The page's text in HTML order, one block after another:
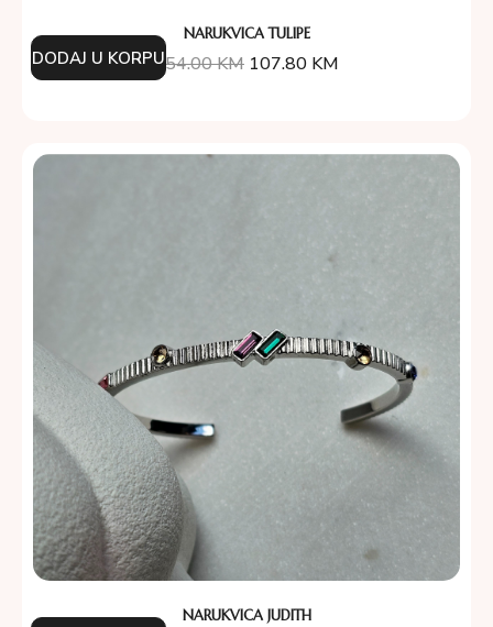
NARUKVICA TULIPE
154.00KM 107.80 KM
DODAJ U KORPU
NARUKVICA JUDITH